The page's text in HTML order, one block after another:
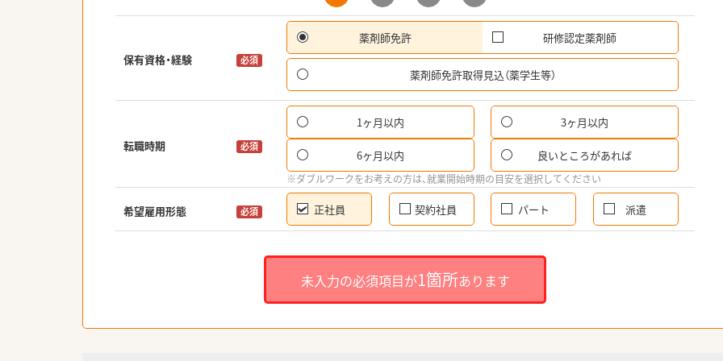
保有資格・経験 必須
薬剤師免許 研修認定薬剤師
薬剤師免許取得見込（薬学生等）
転職時期 必須
1ヶ月以内 3ヶ月以内
6ヶ月以内 良いところがあれば
※ダブルワークをお考えの方は、就業開始時期の目安を選択してください
希望雇用形態 必須 正社員 契約社員 パート 派遣
未入力の必須項目が1箇所あります